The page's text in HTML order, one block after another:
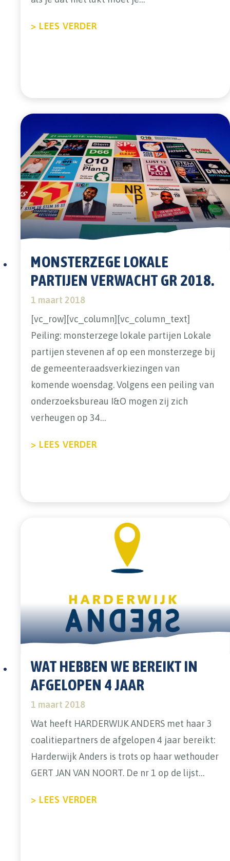
> LEES VERDER
MONSTERZEGE LOKALE
PARTIJEN VERWACHT GR 2018.
1 maart 2018
[vc_row][vc_column][vc_column_text]
Peiling: monsterzege lokale partijen Lokale
partijen stevenen af op een monsterzege bij
de gemeenteraadsverkiezingen van
komende woensdag. Volgens een peiling van
onderzoeksbureau I&O mogen zij zich
verheugen op 34…
> LEES VERDER
WAT HEBBEN WE BEREIKT IN
AFGELOPEN 4 JAAR
1 maart 2018
Wat heeft HARDERWIJK ANDERS met haar 3
coalitiepartners de afgelopen 4 jaar bereikt:
Harderwijk Anders is trots op haar wethouder
GERT JAN VAN NOORT. De nr 1 op de lijst…
> LEES VERDER